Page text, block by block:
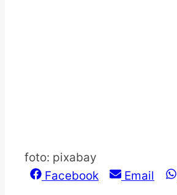
foto: pixabay
Share
Facebook
Share
Email